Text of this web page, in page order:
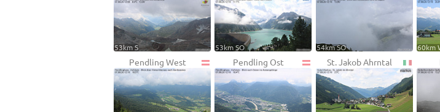
53km S 53km SO 54km SO 60km
Pendling West Pendling Ost St. Jakob Ahrntal